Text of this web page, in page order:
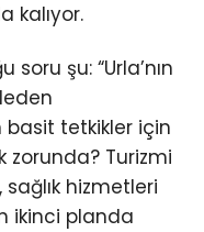
kalıyor.
şu: “Urla’nın
basit tetkikler için
Turizmi
hizmetleri
ikinci planda